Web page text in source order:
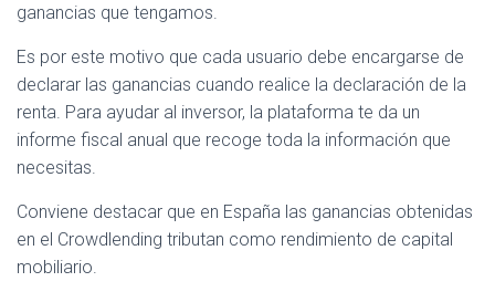
ganancias que tengamos.
Es por este motivo que cada usuario debe encargarse de
declarar las ganancias cuando realice la declaración de la
renta. Para ayudar al inversor, la plataforma te da un
informe fiscal anual que recoge toda la información que
necesitas.
Conviene destacar que en España las ganancias obtenidas
en el Crowdlending tributan como rendimiento de capital
mobiliario.